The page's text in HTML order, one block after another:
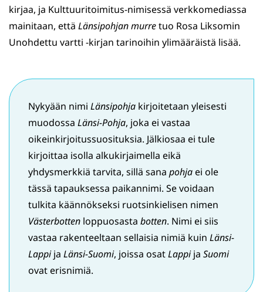
kirjaa, ja Kulttuuritoimitus-nimisessä verkkomediassa
mainitaan, että Länsipohjan murretuo Rosa Liksomin
Unohdettu vartti -kirjan tarinoihin ylimääräistä lisää.
Nykyään nimi Länsipohja kirjoitetaan yleisesti
muodossa Länsi-Pohja, joka ei vastaa
oikeinkirjoitussuosituksia. Jälkiosaa ei tule
kirjoittaa isolla alkukirjaimella eikä
yhdysmerkkiä tarvita, sillä sana pohjaei ole
tässä tapauksessa paikannimi. Se voidaan
tulkita käännökseksi ruotsinkielisen nimen
Västerbotten loppuosasta botten. Nimi ei siis
vastaa rakenteeltaan sellaisia nimiä kuin Länsi-
Lappija Länsi-Suomi, joissa osatLappija Suomi
ovat erisnimiä.